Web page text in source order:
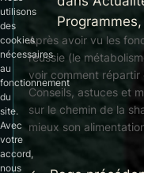
Programmes,
Après avoir vu les
réussie (le
voir comment répartir
Conseils, astuces et
sur le chemin de la
mieux son
utilisons
des
cookies
nécessaires
au
fonctionnement
du
site.
Avec
votre
accord,
nous